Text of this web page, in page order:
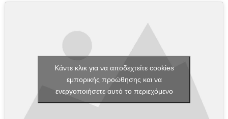
Κάντε κλικ για να αποδεχτείτε cookies
εμπορικής προώθησης και να
ενεργοποιήσετε αυτό το περιεχόμενο